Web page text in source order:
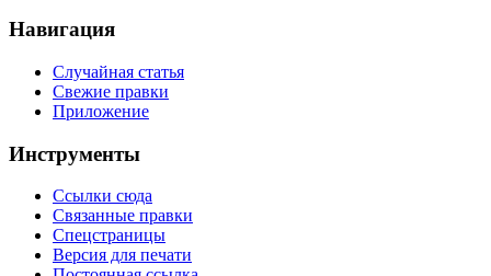
Навигация
Случайная статья
Свежие правки
Приложение
Инструменты
Ссылки сюда
Связанные правки
Спецстраницы
Версия для печати